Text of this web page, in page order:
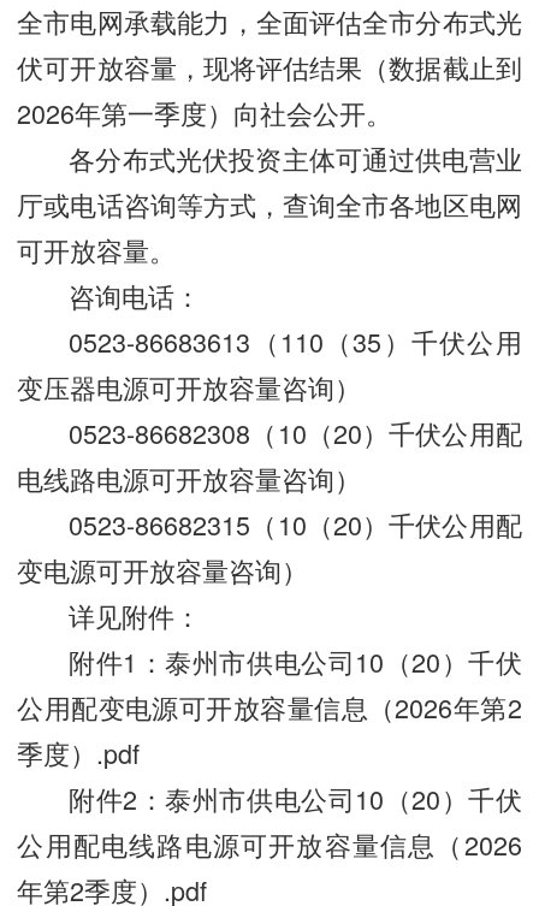
全市电网承载能力，全面评估全市分布式光
伏可开放容量，现将评估结果（数据截止到
2026年第一季度）向社会公开。
各分布式光伏投资主体可通过供电营业
厅或电话咨询等方式，查询全市各地区电网
可开放容量。
咨询电话：
0523-86683613（110（35）千伏公用
变压器电源可开放容量咨询）
0523-86682308（10（20）千伏公用配
电线路电源可开放容量咨询）
0523-86682315（10（20）千伏公用配
变电源可开放容量咨询）
详见附件：
附件1：泰州市供电公司10（20）千伏
公用配变电源可开放容量信息（2026年第2
季度）.pdf
附件2：泰州市供电公司10（20）千伏
公用配电线路电源可开放容量信息（2026
年第2季度）.pdf